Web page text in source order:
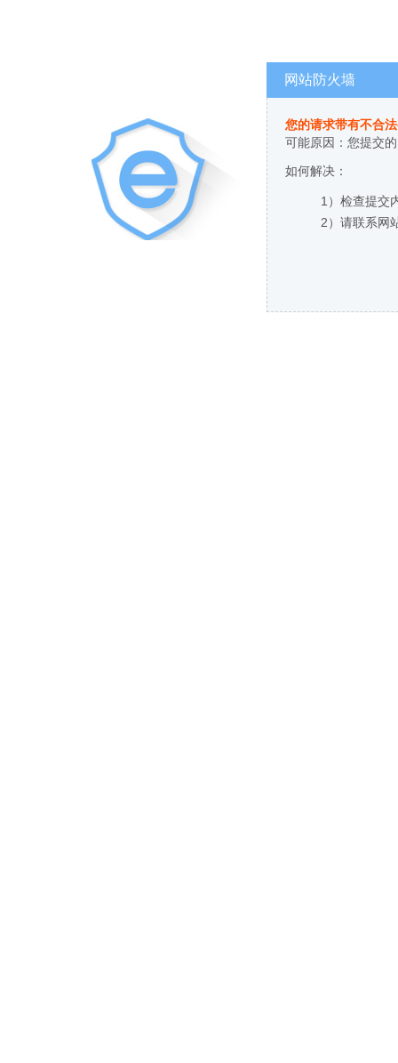
网站防火墙
您的请求带有不合
可能原因：您提交
如何解决：
1）检查提交
2）请联系网